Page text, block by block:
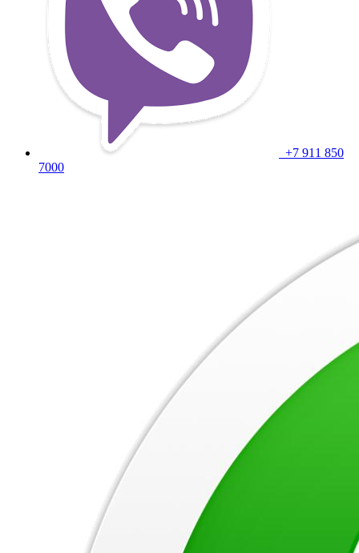
+7 911 850
7000